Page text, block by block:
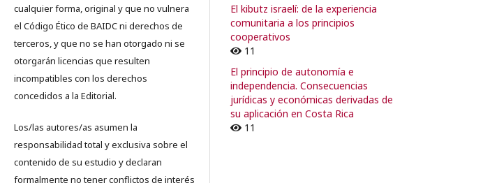
cualquier forma, original y que no vulnera
el Código Ético de BAIDC ni derechos de
terceros, y que no se han otorgado ni se
otorgarán licencias que resulten
incompatibles con los derechos
concedidos a la Editorial.
Los/las autores/as asumen la
responsabilidad total y exclusiva sobre el
contenido de su estudio y declaran
formalmente no tener conflictos de interés
El kibutz israelí: de la experiencia
comunitaria a los principios
cooperativos
11
El principio de autonomía e
independencia. Consecuencias
jurídicas y económicas derivadas de
su aplicación en Costa Rica
11